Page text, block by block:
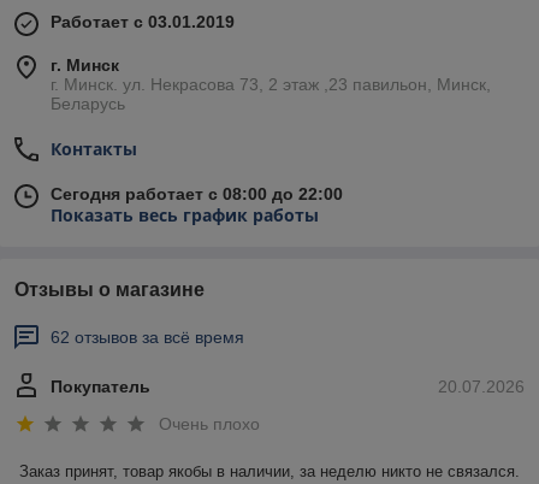
Работает с 03.01.2019
г. Минск
г. Минск. ул. Некрасова 73, 2 этаж ,23 павильон, Минск,
Беларусь
Контакты
Сегодня работает с 08:00 до 22:00
Показать весь график работы
Отзывы о магазине
62 отзывов за всё время
20.07.2026
Покупатель
Очень плохо
Заказ принят, товар якобы в наличии, за неделю никто не связался.